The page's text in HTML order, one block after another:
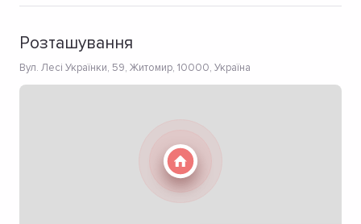
Розташування
Вул. Лесі Українки, 59, Житомир, 10000, Україна